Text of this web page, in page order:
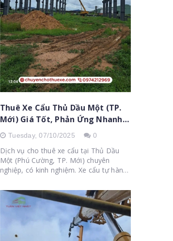
Thuê Xe Cẩu Thủ Dầu Một (TP.
Mới) Giá Tốt, Phản Ứng Nhanh
2025Tuesday,07/10/2025 0
Dịch vụ cho thuê xe cẩu tại Thủ Dầu
Một (Phú Cường, TP. Mới) chuyên
nghiệp, có kinh nghiệm. Xe cẩu tự hành